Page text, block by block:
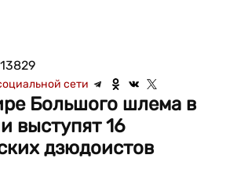
13829
сети
Большого шлема в
выступят 16
дзюдоистов